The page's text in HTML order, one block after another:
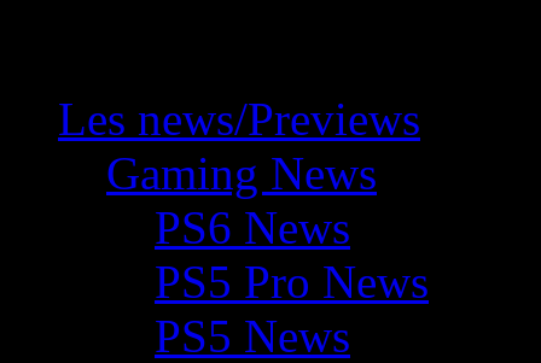
Les news/Previews
Gaming News
PS6 News
PS5 Pro News
PS5 News